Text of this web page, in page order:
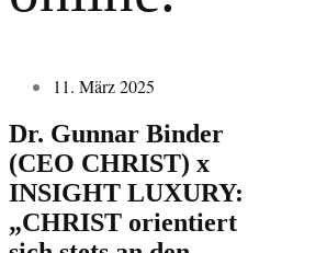
11. März 2025
Dr. Gunnar Binder
(CEO CHRIST) x
INSIGHT LUXURY:
„CHRIST orientiert